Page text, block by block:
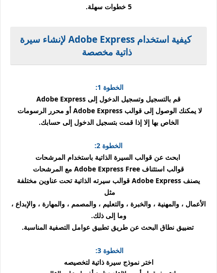
5 خطوات سهلة.
كيفية استخدام Adobe Express لإنشاء سيرة
ذاتية مخصصة
الخطوة 1:
قم بالتسجيل وتسجيل الدخول إلى Adobe Express
لا يمكنك الوصول إلى قوالب Adobe Express أو محرر الرسومات
الخاص بها إلا إذا قمت بتسجيل الدخول إلى حسابك.
الخطوة 2:
ابحث عن قوالب السيرة الذاتية باستخدام المرشحات
قوالب استئناف Adobe Express Free مع المرشحات
يصنف Adobe Express قوالب سيرته الذاتية تحت عناوين مختلفة
مثل
الأعمال ، والمهنية ، والخبرة ، والتعليم ، والمصمم ، والمهارة ، والإبداع ،
وما إلى ذلك.
تضييق نطاق البحث عن طريق تطبيق عوامل التصفية المناسبة.
الخطوة 3:
اختر نموذج سيرة ذاتية لتخصيصه